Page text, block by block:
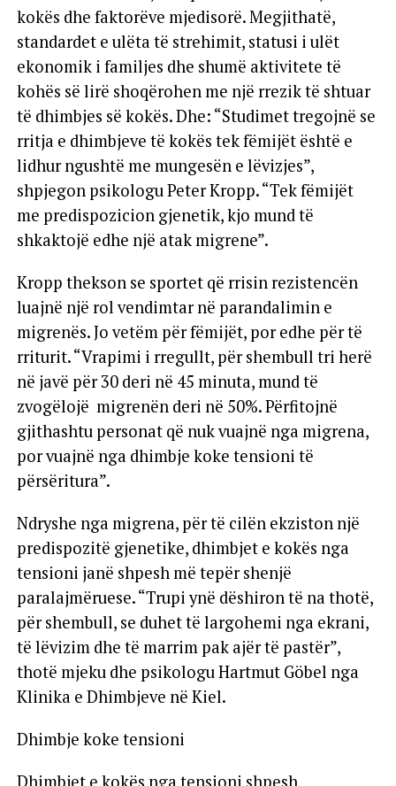
kokës dhe faktorëve mjedisorë. Megjithatë,
standardet e ulëta të strehimit, statusi i ulët
ekonomik i familjes dhe shumë aktivitete të
kohës së lirë shoqërohen me një rrezik të shtuar
të dhimbjes së kokës. Dhe: “Studimet tregojnë se
rritja e dhimbjeve të kokës tek fëmijët është e
lidhur ngushtë me mungesën e lëvizjes”,
shpjegon psikologu Peter Kropp. “Tek fëmijët
me predispozicion gjenetik, kjo mund të
shkaktojë edhe një atak migrene”.
Kropp thekson se sportet që rrisin rezistencën
luajnë një rol vendimtar në parandalimin e
migrenës. Jo vetëm për fëmijët, por edhe për të
rriturit. “Vrapimi i rregullt, për shembull tri herë
në javë për 30 deri në 45 minuta, mund të
zvogëlojë migrenën deri në 50%. Përfitojnë
gjithashtu personat që nuk vuajnë nga migrena,
por vuajnë nga dhimbje koke tensioni të
përsëritura”.
Ndryshe nga migrena, për të cilën ekziston një
predispozitë gjenetike, dhimbjet e kokës nga
tensioni janë shpesh më tepër shenjë
paralajmëruese. “Trupi ynë dëshiron të na thotë,
për shembull, se duhet të largohemi nga ekrani,
të lëvizim dhe të marrim pak ajër të pastër”,
thotë mjeku dhe psikologu Hartmut Göbel nga
Klinika e Dhimbjeve në Kiel.
Dhimbje koke tensioni
Dhimbjet e kokës nga tensioni shpesh